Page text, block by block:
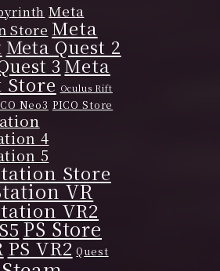
Meta
Store Meta
Meta Quest 2
3 Meta
Store Oculus Rift
Neo3 PICO Store
4
5
Store
VR
VR2
PS Store
PS VR2 Quest